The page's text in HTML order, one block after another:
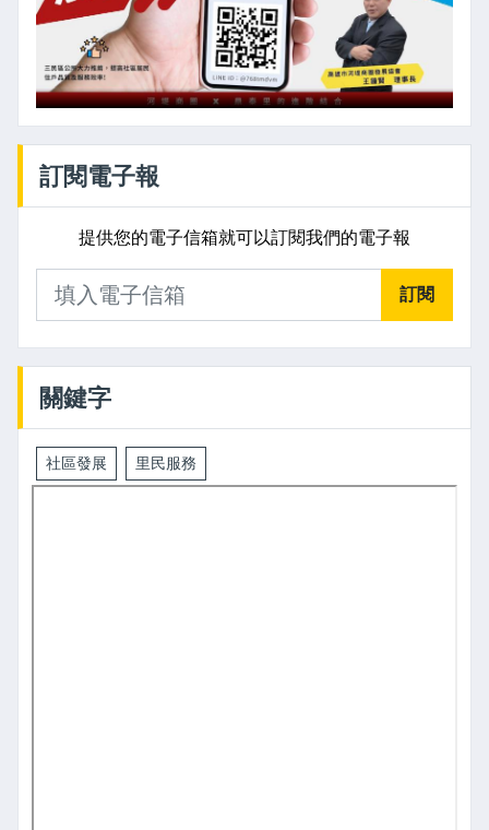
訂閱電子報
提供您的電子信箱就可以訂閱我們的電子報
訂閱
關鍵字
社區發展 里民服務